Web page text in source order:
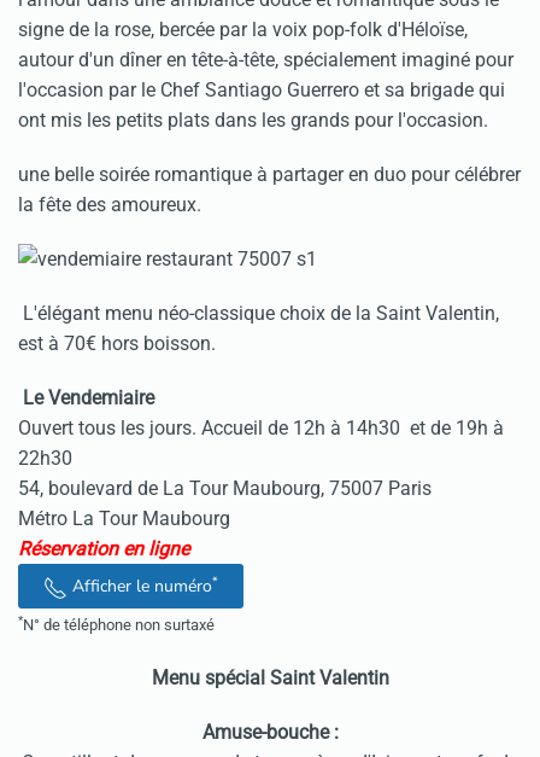
signe de la rose, bercée par la voix pop-folk d'Héloïse,
autour d'un dîner en tête-à-tête, spécialement imaginé pour
l'occasion par le Chef Santiago Guerrero et sa brigade qui
ont mis les petits plats dans les grands pour l'occasion.
une belle soirée romantique à partager en duo pour célébrer
la fête des amoureux.
L'élégant menu néo-classique choix de la Saint Valentin,
est à 70€ hors boisson.
Le Vendemiaire
Ouvert tous les jours. Accueil de 12h à 14h30 et de 19h à
22h30
54, boulevard de La Tour Maubourg, 75007 Paris
Métro La Tour Maubourg
Réservation en ligne
Afficher le numéro*
*N° de téléphone non surtaxé
Menu spécial Saint Valentin
Amuse-bouche :